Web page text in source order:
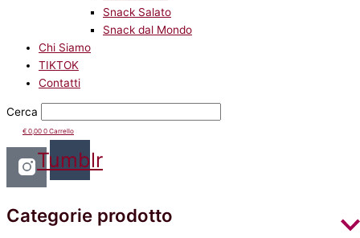
Snack Salato
Snack dal Mondo
Chi Siamo
TIKTOK
Contatti
Cerca
€ 0,00 0 Carrello
Tumblr
Categorie prodotto